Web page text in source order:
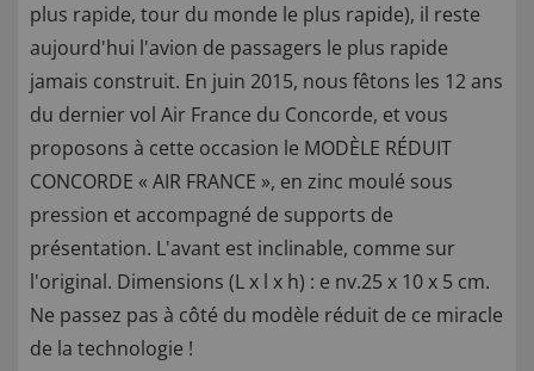
plus rapide, tour du monde le plus rapide), il reste
aujourd'hui l'avion de passagers le plus rapide
jamais construit. En juin 2015, nous fêtons les 12 ans
du dernier vol Air France du Concorde, et vous
proposons à cette occasion le MODÈLE RÉDUIT
CONCORDE « AIR FRANCE », en zinc moulé sous
pression et accompagné de supports de
présentation. L'avant est inclinable, comme sur
l'original. Dimensions (L x l x h) : e nv.25 x 10 x 5 cm.
Ne passez pas à côté du modèle réduit de ce miracle
de la technologie !